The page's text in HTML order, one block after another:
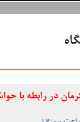
در رابطه با